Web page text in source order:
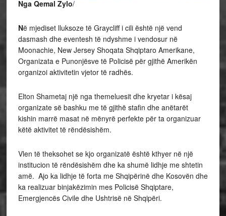
Nga Qemal Zylo/
Në mjediset lluksoze të Graycliff i cili është një vend
dasmash dhe eventesh të ndyshme i vendosur në
Moonachie, New Jersey Shoqata Shqiptaro Amerikane,
Organizata e Punonjësve të Policisë për gjithë Amerikën
organizoi aktivitetin vjetor të radhës.
Elton Shametaj një nga themeluesit dhe kryetar i kësaj
organizate së bashku me të gjithë stafin dhe anëtarët
kishin marrë masat në mënyrë perfekte për ta organizuar
këtë aktivitet të rëndësishëm.
Vlen të theksohet se kjo organizatë është kthyer në një
institucion të rëndësishëm dhe ka shumë lidhje me shtetin
amë. Ajo ka lidhje të forta me Shqipërinë dhe Kosovën dhe
ka realizuar binjakëzimin mes Policisë Shqiptare,
Emergjencës Civile dhe Ushtrisë në Shqipëri.